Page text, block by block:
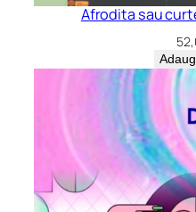
Afrodita sau